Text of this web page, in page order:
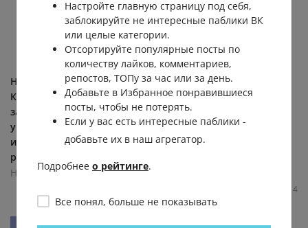
На трассе у поста ДПС в
Кстовском районе могут
закрыть разворот —
участок признали одним
из самых аварийных в
регионе. ...
Нижний Новгород
У нижегородца
обнаружили полную
зеркальность внутренних
органов — сердце справа,
печень слева. Необычную
4
Настройте главную страницу под себя,
заблокируйте не интересные паблики ВК
или целые категории.
Отсортируйте популярные посты по
количеству лайков, комментариев,
репостов, ТОПу за час или за день.
Добавьте в Избранное понравившиеся
посты, чтобы не потерять.
Если у вас есть интересные паблики -
добавьте их в наш агрегатор.
Подробнее о рейтинге.
Все понял, больше не показывать